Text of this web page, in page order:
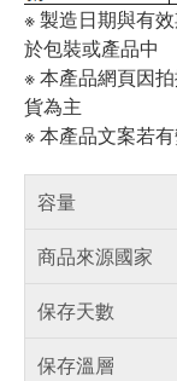
※ 製造日期與有
於包裝或產品中
※ 本產品網頁因
貨為主
※ 本產品文案若
容量
商品來源國家
保存天數
保存溫層